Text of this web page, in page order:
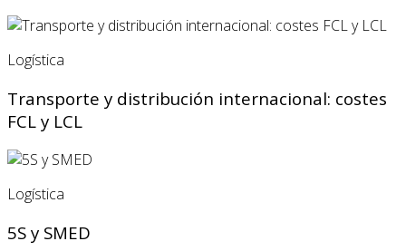
Logística
Transporte y distribución internacional: costes
FCL y LCL
Logística
5S y SMED